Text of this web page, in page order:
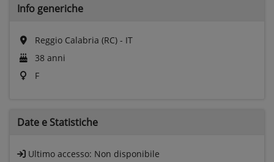
Info generiche
Reggio Calabria (RC) - IT
38 anni
F
Date e Statistiche
Ultimo accesso: Non disponibile